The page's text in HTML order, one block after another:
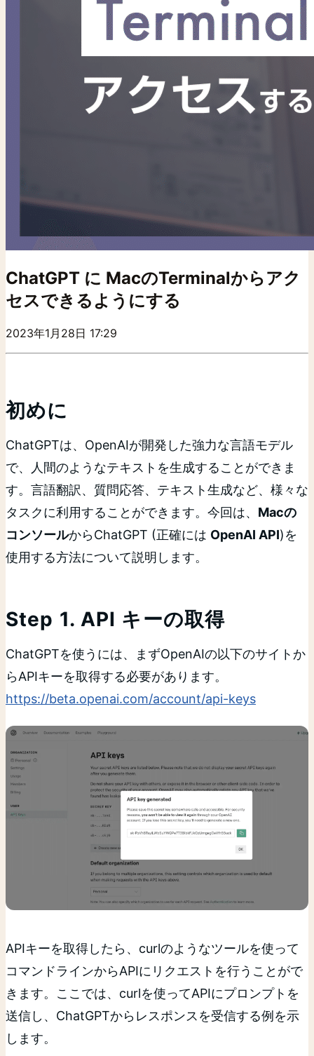
ChatGPT に MacのTerminalからアク
セスできるようにする
2023年1月28日 17:29
初めに
ChatGPTは、OpenAIが開発した強力な言語モデル
で、人間のようなテキストを生成することができま
す。言語翻訳、質問応答、テキスト生成など、様々な
タスクに利用することができます。今回は、 Macの
コンソールからChatGPT (正確には OpenAI API)を
使用する方法について説明します。
Step 1. API キーの取得
ChatGPTを使うには、まずOpenAIの以下のサイトか
らAPIキーを取得する必要があります。
https://beta.openai.com/account/api-keys
APIキーを取得したら、curlのようなツールを使って
コマンドラインからAPIにリクエストを行うことがで
きます。ここでは、curlを使ってAPIにプロンプトを
送信し、ChatGPTからレスポンスを受信する例を示
します。